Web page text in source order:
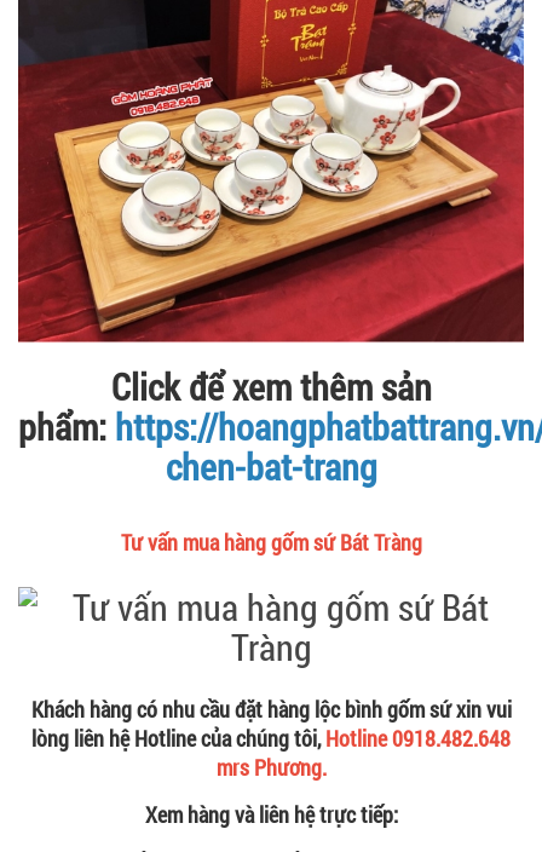
Click để xem thêm sản
phẩm: https://
chen-bat-trang
Tư vấn mua hàng gốm sứ Bát Tràng
Khách hàng có nhu cầu đặt hàng lộc bình gốm sứ xin vui
lòng liên hệ Hotline của chúng tôi,Hotline 0918.482.648
mrs Phương.
Xem hàng và liên hệ trực tiếp: